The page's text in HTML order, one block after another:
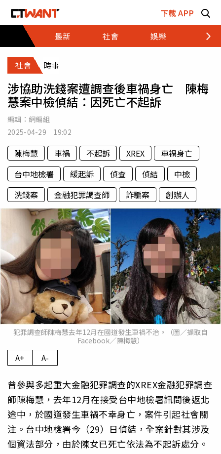
下載 APP
最新
社會 娛樂 財經
社會 時事
涉協助洗錢案遭調查後車禍身亡 陳梅
慧案中檢偵結：因死亡不起訴
編輯： 網編組
2025-04-29 19:02
陳梅慧 車禍 不起訴 XREX
車禍身亡
台中地檢署
緩起訴 偵查 偵結
中檢
洗錢案
金融犯罪調查師 詐騙案 創辦人
犯罪調查師陳梅慧去年12月在國道發生車禍不治。（圖／擷取自
Facebook／陳梅慧）
A+ A-
曾參與多起重大金融犯罪調查的XREX金融犯罪調查
師陳梅慧，去年12月在接受台中地檢署訊問後返北
途中，於國道發生車禍不幸身亡，案件引起社會關
注。台中地檢署今（29）日偵結，全案針對其涉及
個資法部分，由於陳女已死亡依法為不起訴處分。